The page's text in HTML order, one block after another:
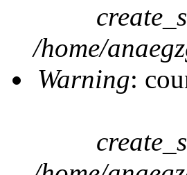
/home/
Warning: